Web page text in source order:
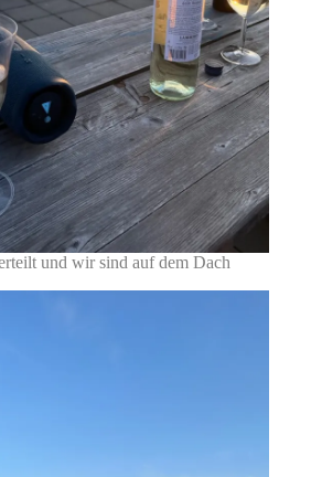
und wir sind auf dem Dach